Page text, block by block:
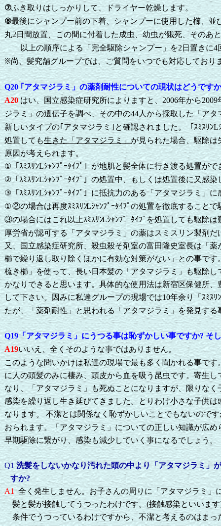
⑦ふき取りはしっかりして、ドライヤー乾燥します。
⑧最後にシャンプー前の下着、シャンプーに使用した櫛、
丸2日間放置、この間に付着した成虫、幼虫が餓死、そのあ
以上の順序による「完全駆除シャンプー」を2日置きに4
※尚、髪究舗グループでは、ご質問をいつでも対応しており
Q20 ｢アタマジラミ」の薬剤耐性についての現状はどうですか
A20 はい、国立感染症研究所によりますと、2006年から2009
ジラミ」の遺伝子を調べ、その中の44人から採取した「アタ
新しいタイプの｢アタマジラミ｣と確認されました。 「ｽﾐｽﾘﾝL
処置しても生きた「アタマジラミ」が見られた場合、駆除
原因が考えられます。
① 「ｽﾐｽﾘﾝLｼｬﾝﾌﾟｰﾀｲﾌﾟ」が地肌と髪全体に行き渡る処置が
②「ｽﾐｽﾘﾝLｼｬﾝﾌﾟｰﾀｲﾌﾟ」の処置中、もしくは処置後に又感
③ 「ｽﾐｽﾘﾝLｼｬﾝﾌﾟｰﾀｲﾌﾟ」に抵抗力のある「アタマジラミ」
①②の場合は再度ｽﾐｽﾘﾝLｼｬﾝﾌﾟｰﾀｲﾌﾟの処置を徹底すること
③の場合にはこれ以上ｽﾐｽﾘﾝLｼｬﾝﾌﾟｰﾀｲﾌﾟを処置しても駆除
厚労省が認可する「アタマジラミ」の薬はスミスリン製剤
又、国立感染症研究所、殺虫殺そ剤室の富田隆史室長は「
櫛で繰り返し取り除くほかに有効な対策がない」との事で
梳き櫛」を使って、長い日本髪の「アタマジラミ」も駆除
かなりできると思います。具体的な使用法は新宿区保健所
して下さい。 因みに私達グループの現場では10年余り「ｽﾐｽﾘﾝ
たが、「薬剤耐性」と思われる「アタマジラミ」を発見す
Q19「アタマジラミ」にうつる事は恥ずかしい事ですか? そ
A19いいえ、全くそのような事ではありません。
このような問いかけは私達の現場で最も多く聞かれる事で
に人の頭髪のみに棲み、頭皮から血を吸う昆虫です。寄生
なり、「アタマジラミ」も死ぬことになりますが、限りな
感染を繰り返し生き延びてきました。とりわけ小さな子供
なります。
不潔とは関係なく恥ずかしいことでもないので
おられます。「アタマジラミ」についての正しい知識が広
早期駆除に繋がり、感染も減少していく事になるでしょう。
Q1 洗髪をしないかなり汚れた頭の中より「アタマジラミ」
すか?
A1 全く発生しません。お子さんの周りに「アタマジラミ」
髪と髪が接触してうつったわけです。(接触感染といいま
条件でうつっているわけですから、不潔と考えるのはまっ